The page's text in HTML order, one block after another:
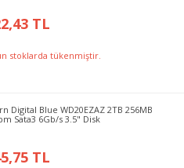
TL
stoklarda tükenmiştir.
Digital Blue WD20EZAZ 2TB 256MB
Sata3 6Gb/s 3.5" Disk
TL